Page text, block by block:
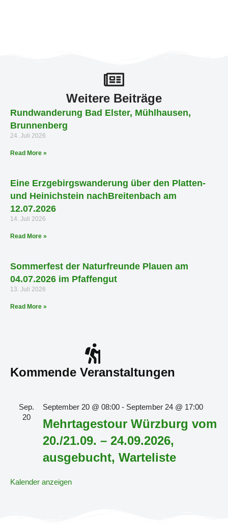
Weitere Beiträge
Rundwanderung Bad Elster, Mühlhausen,
Brunnenberg
24. Juli 2026
Read More »
Eine Erzgebirgswanderung über den Platten-
und Heinichstein nachBreitenbach am
12.07.2026
14. Juli 2026
Read More »
Sommerfest der Naturfreunde Plauen am
04.07.2026 im Pfaffengut
13. Juli 2026
Read More »
Kommende Veranstaltungen
Sep.
20
September 20 @ 08:00 - September 24 @ 17:00
Mehrtagestour Würzburg vom
20./21.09. – 24.09.2026,
ausgebucht, Warteliste
Kalender anzeigen